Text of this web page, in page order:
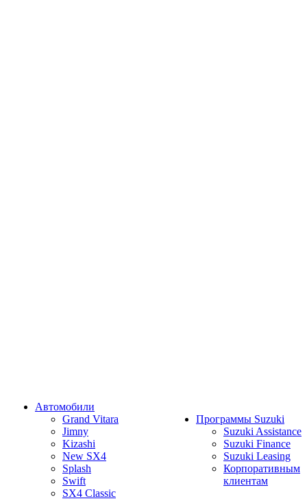
Автомобили
Grand Vitara
Jimny
Kizashi
New SX4
Splash
Swift
SX4 Classic
Программы Suzuki
Suzuki Assistance
Suzuki Finance
Suzuki Leasing
Корпоративным
клиентам